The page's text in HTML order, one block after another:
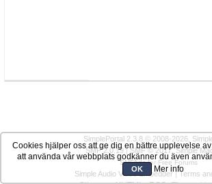
SimplePortal 2.3.8 © 2008-2026,
SMF 2.0.19|SMF © 2017,Simple
SMFAdsfor Free Forums
Simple Audio Video Embedder|Terms
Cookies hjälper oss att ge dig en bättre upplevelse
att använda vår webbplats godkänner du även
OK Mer info